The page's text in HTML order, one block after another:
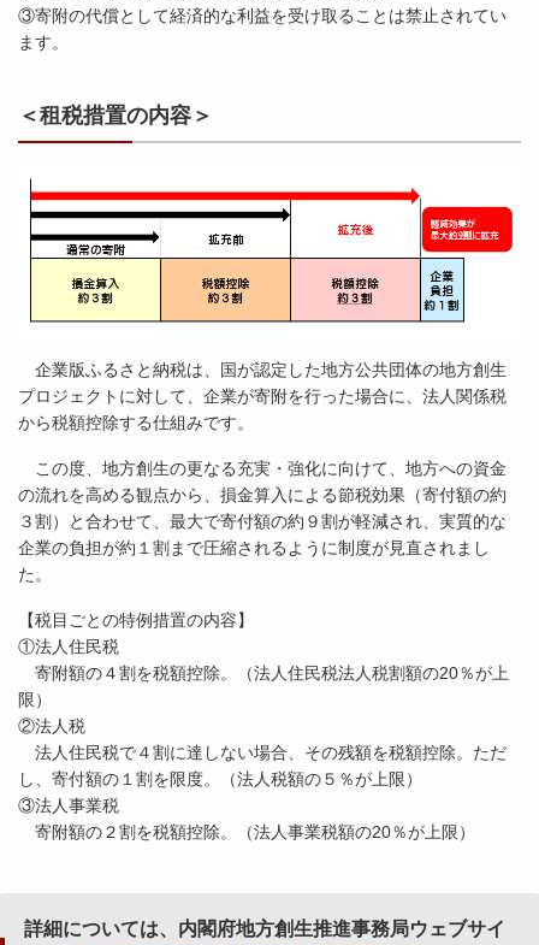
③寄附の代償として経済的な利益を受け取ることは禁止されてい
ます。
＜租税措置の内容＞
企業版ふるさと納税は、国が認定した地方公共団体の地方創生
プロジェクトに対して、企業が寄附を行った場合に、法人関係税
から税額控除する仕組みです。
この度、地方創生の更なる充実・強化に向けて、地方への資金
の流れを高める観点から、損金算入による節税効果（寄付額の約
３割）と合わせて、最大で寄付額の約９割が軽減され、実質的な
企業の負担が約１割まで圧縮されるように制度が見直されまし
た。
【税目ごとの特例措置の内容】
①法人住民税
寄附額の４割を税額控除。（法人住民税法人税割額の20％が上
限）
②法人税
法人住民税で４割に達しない場合、その残額を税額控除。ただ
し、寄付額の１割を限度。（法人税額の５％が上限）
③法人事業税
寄附額の２割を税額控除。（法人事業税額の20％が上限）
詳細については、内閣府地方創生推進事務局ウェブサイ